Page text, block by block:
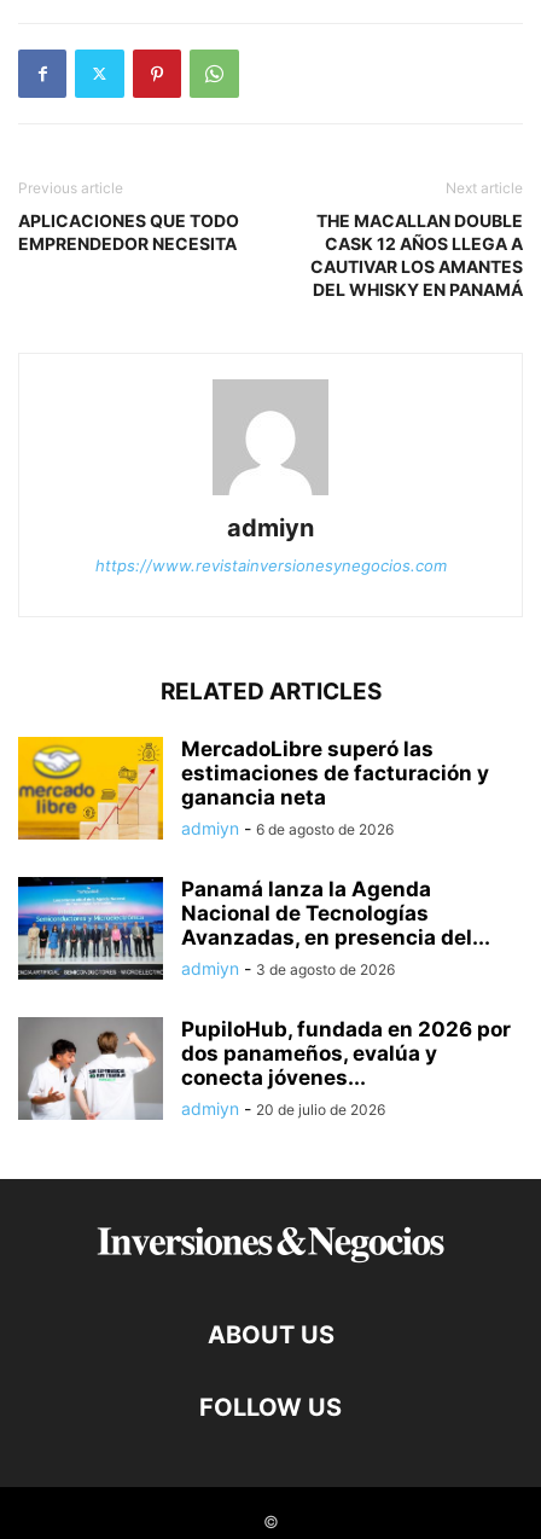
Previous article
APLICACIONES QUE TODO
EMPRENDEDOR NECESITA
Next article
THE MACALLAN DOUBLE
CASK 12 AÑOS LLEGA A
CAUTIVAR LOS AMANTES
DEL WHISKY EN PANAMÁ
admiyn
https://www.revistainversionesynegocios.com
RELATED ARTICLES
MercadoLibre superó las
estimaciones de facturación y
ganancia neta
admiyn - 6 de agosto de 2026
Panamá lanza la Agenda
Nacional de Tecnologías
Avanzadas, en presencia del...
admiyn - 3 de agosto de 2026
PupiloHub, fundada en 2026 por
dos panameños, evalúa y
conecta jóvenes...
admiyn - 20 de julio de 2026
ABOUT US
FOLLOW US
©